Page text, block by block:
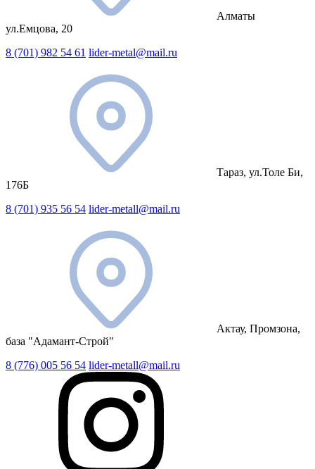
Алматы
ул.Емцова, 20
8 (701) 982 54 61 lider-metal@mail.ru
Тараз, ул.Толе Би,
176Б
8 (701) 935 56 54 lider-metall@mail.ru
Актау, Промзона,
база "Адамант-Строй"
8 (776) 005 56 54 lider-metall@mail.ru